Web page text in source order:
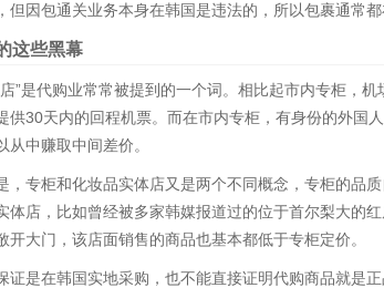
但因包通关业务本身在韩国是违法的，所以包裹通常都
这些黑幕
”是代购业常常被提到的一个词。相比起市内专柜，
供30天内的回程机票。而在市内专柜，有身份的外国
从中赚取中间差价。
，专柜和化妆品实体店又是两个不同概念，专柜的品
体店，比如曾经被多家韩媒报道过的位于首尔梨大的
开大门，该店面销售的商品也基本都低于专柜定价。
证是在韩国实地采购，也不能直接证明代购商品就是正